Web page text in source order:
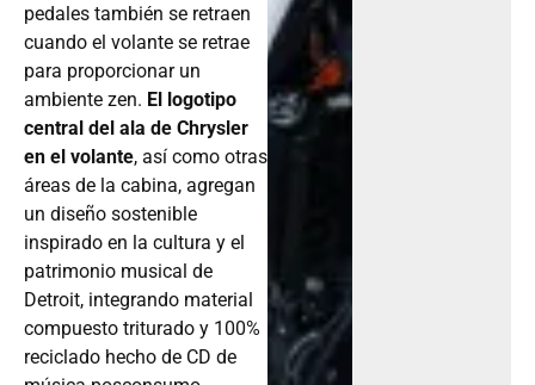
pedales también se retraen
cuando el volante se retrae
para proporcionar un
ambiente zen. El logotipo
central del ala de Chrysler
en el volante, así como otras
áreas de la cabina, agregan
un diseño sostenible
inspirado en la cultura y el
patrimonio musical de
Detroit, integrando material
compuesto triturado y 100%
reciclado hecho de CD de